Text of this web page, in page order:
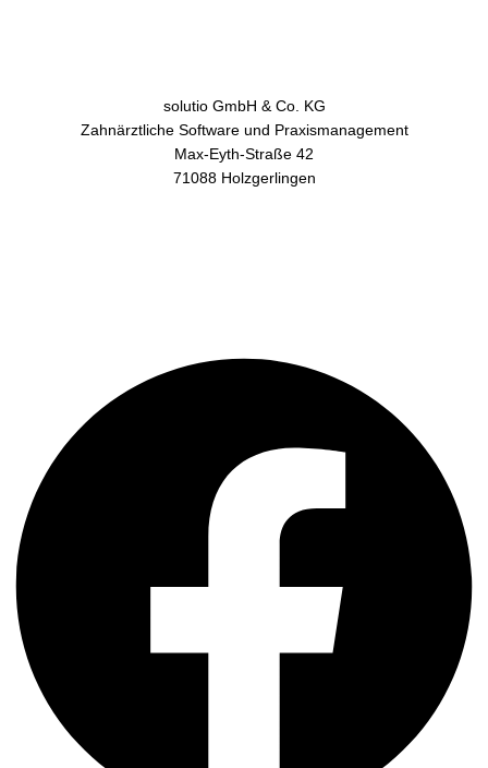
solutio GmbH & Co. KG
Zahnärztliche Software und Praxismanagement
Max-Eyth-Straße 42
71088 Holzgerlingen